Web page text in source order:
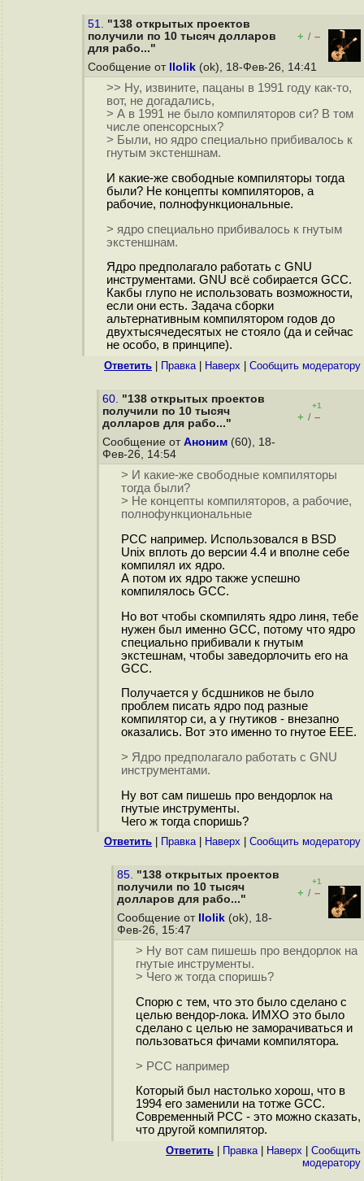
51. "138 открытых проектов
получили по 10 тысяч долларов
для рабо..."
+ / –
Сообщение от llolik (ok), 18-Фев-26, 14:41
>> Ну, извините, пацаны в 1991 году как-то,
вот, не догадались,
> А в 1991 не было компиляторов си? В том
числе опенсорсных?
> Были, но ядро специально прибивалось к
гнутым экстеншнам.
И какие-же свободные компиляторы тогда
были? Не концепты компиляторов, а
рабочие, полнофункциональные.
> ядро специально прибивалось к гнутым
экстеншнам.
Ядро предполагало работать с GNU
инструментами. GNU всё собирается GCC.
Какбы глупо не использовать возможности,
если они есть. Задача сборки
альтернативным компилятором годов до
двухтысячедесятых не стояло (да и сейчас
не особо, в принципе).
Ответить Правка| Наверх Cообщить модератору
60. "138 открытых проектов
получили по 10 тысяч
долларов для рабо..."
+1
+ / –
Сообщение от Аноним (60), 18-
Фев-26, 14:54
> И какие-же свободные компиляторы
тогда были?
> Не концепты компиляторов, а рабочие,
полнофункциональные
PСC например. Использовался в BSD
Unix вплоть до версии 4.4 и вполне себе
компилял их ядро.
А потом их ядро также успешно
компилялось GCC.
Но вот чтобы скомпилять ядро линя, тебе
нужен был именно GCC, потому что ядро
специально прибивали к гнутым
экстешнам, чтобы заведорлочить его на
GCC.
Получается у бсдшников не было
проблем писать ядро под разные
компилятор си, а у гнутиков - внезапно
оказались. Вот это именно то гнутое ЕЕЕ.
> Ядро предполагало работать с GNU
инструментами.
Ну вот сам пишешь про вендорлок на
гнутые инструменты.
Чего ж тогда споришь?
Ответить Правка| Наверх Cообщить модератору
85. "138 открытых проектов
получили по 10 тысяч
долларов для рабо..."
+1
+ / –
Сообщение от llolik (ok), 18-
Фев-26, 15:47
> Ну вот сам пишешь про вендорлок на
гнутые инструменты.
> Чего ж тогда споришь?
Спорю с тем, что это было сделано с
целью вендор-лока. ИМХО это было
сделано с целью не заморачиваться и
пользоваться фичами компилятора.
> PСC например
Который был настолько хорош, что в
1994 его заменили на тотже GCC.
Современный PCC - это можно сказать,
что другой компилятор.
Ответить Правка| Наверх
Cообщить
модератору